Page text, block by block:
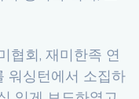
협회, 재미한족 연
워싱턴에서 소집하